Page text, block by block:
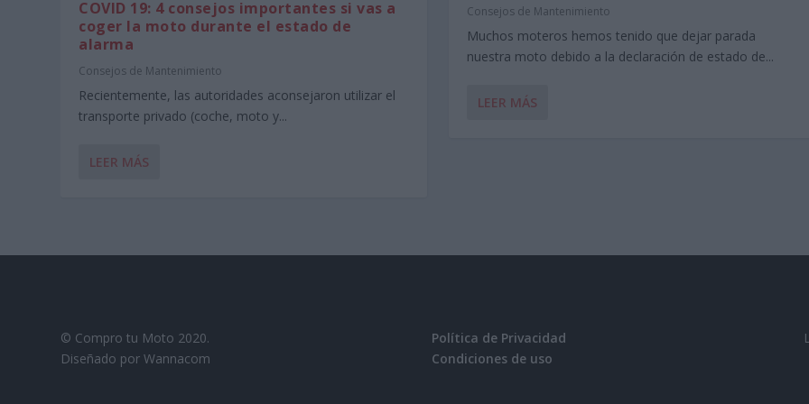
COVID 19: 4 consejos importantes si vas a
coger la moto durante el estado de
alarma
Consejos de Mantenimiento
Recientemente, las autoridades aconsejaron utilizar el
transporte privado (coche, moto y...
LEER MÁS
Consejos de Mantenimiento
Muchos moteros hemos tenido que dejar parada
nuestra moto debido a la declaración de estado de...
LEER MÁS
© Compro tu Moto 2020.
Diseñado por Wannacom
Política de Privacidad
Condiciones de uso